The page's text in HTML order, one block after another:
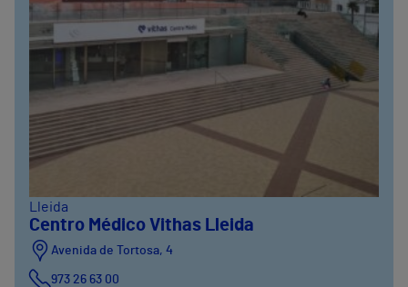
Lleida
Centro Médico Vithas Lleida
Avenida de Tortosa, 4
973 26 63 00